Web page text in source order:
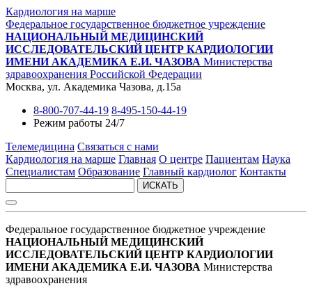
Кардиология на марше
Федеральное государственное бюджетное учреждение
НАЦИОНАЛЬНЫЙ МЕДИЦИНСКИЙ
ИССЛЕДОВАТЕЛЬСКИЙ ЦЕНТР КАРДИОЛОГИИ
ИМЕНИ АКАДЕМИКА Е.И. ЧАЗОВА Министерства
здравоохранения Российской Федерации
Москва, ул. Академика Чазова, д.15а
8-800-707-44-19 8-495-150-44-19
Режим работы 24/7
Телемедицина Связаться с нами
Кардиология на марше Главная О центре Пациентам Наука
Специалистам Образование Главный кардиолог Контакты
ИСКАТЬ
Федеральное государственное бюджетное учреждение
НАЦИОНАЛЬНЫЙ МЕДИЦИНСКИЙ
ИССЛЕДОВАТЕЛЬСКИЙ ЦЕНТР КАРДИОЛОГИИ
ИМЕНИ АКАДЕМИКА Е.И. ЧАЗОВА Министерства
здравоохранения